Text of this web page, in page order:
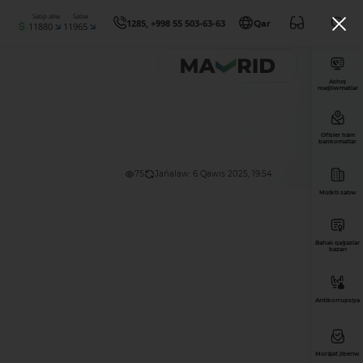
Satıp alıw
11880
Satıw
11965 1285, +998 55 503-63-63 Qar
75 Jańalaw: 6 Qawıs 2025, 19:54
Ashıq
maǵlıwmatlar
Ofisler hám
bankomatlar
Múlkti satıw
Bahalı qaǵazlar
bazarı
Antikorrupsiya
Múrájat jiberiw